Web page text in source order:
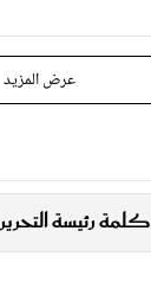
عرض المزيد
كلمة رئيسة